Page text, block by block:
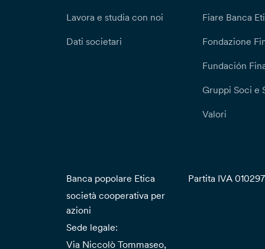
Lavora e studia con noi
Dati societari
Fiare Banca
Fondazione
Fundación
Gruppi Soci e
Valori
Banca popolare Etica
società cooperativa per
azioni
Sede legale:
Via Niccolò Tommaseo,
Partita IVA